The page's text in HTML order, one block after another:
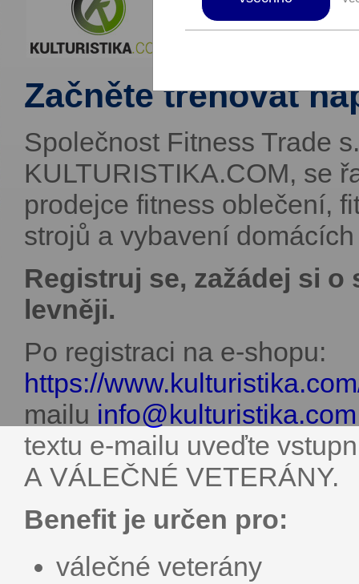
Začněte trénovat
Společnost Fitness Trade
KULTURISTIKA.COM, se
prodejce fitness oblečení,
strojů a vybavení
Registruj se, zažádej si o
levněji.
Po registraci na e-shopu:
https://
mailu info@kulturistika.com
textu e-mailu uveďte
A VÁLEČNÉ VETERÁNY.
Benefit je určen pro:
válečné veterány